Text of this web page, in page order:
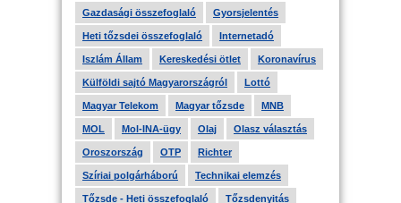
Gazdasági összefoglaló Gyorsjelentés
Heti tőzsdei összefoglaló Internetadó
Iszlám Állam Kereskedési ötlet Koronavírus
Külföldi sajtó Magyarországról Lottó
Magyar Telekom Magyar tőzsde MNB
MOL Mol-INA-ügy Olaj Olasz választás
Oroszország OTP Richter
Szíriai polgárháború Technikai elemzés
Tőzsde - Heti összefoglaló Tőzsdenyitás